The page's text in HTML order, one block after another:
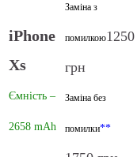
iPhone
Xs
Ємність –
2658 mAh
Заміна з
помилкою1250
грн
Заміна без
помилки**